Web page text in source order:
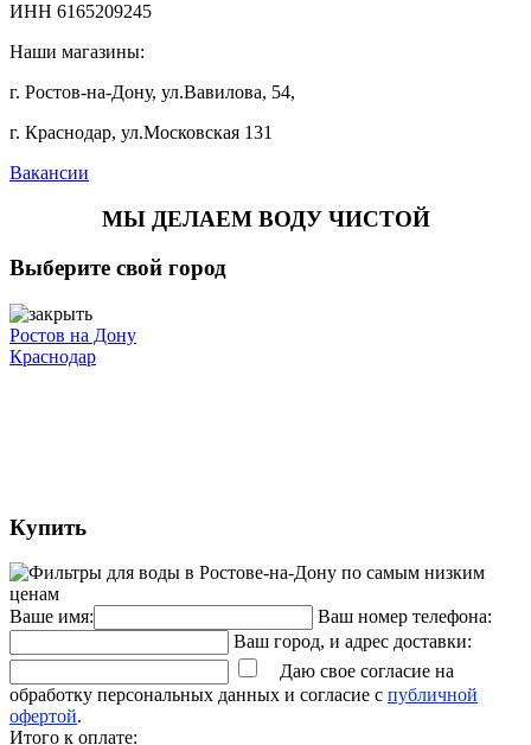
ИНН 6165209245
Наши магазины:
г. Ростов-на-Дону, ул.Вавилова, 54,
г. Краснодар, ул.Московская 131
Вакансии
МЫ ДЕЛАЕМ ВОДУ ЧИСТОЙ
Выберите свой город
Ростов на Дону
Краснодар
Купить
Ваше имя:
Ваш номер телефона:
Ваш город, и адрес доставки:
Даю свое согласие на
обработку персональных данных и согласие с публичной
офертой.
Итого к оплате: